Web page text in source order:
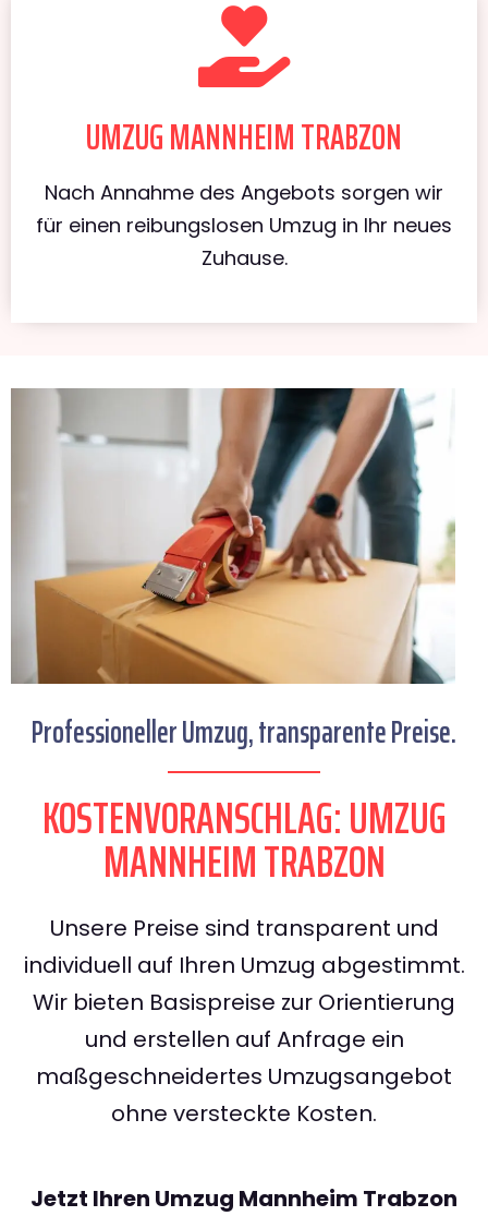
UMZUG MANNHEIM TRABZON
Nach Annahme des Angebots sorgen wir
für einen reibungslosen Umzug in Ihr neues
Zuhause.
Professioneller Umzug, transparente Preise.
KOSTENVORANSCHLAG: UMZUG
MANNHEIM TRABZON
Unsere Preise sind transparent und
individuell auf Ihren Umzug abgestimmt.
Wir bieten Basispreise zur Orientierung
und erstellen auf Anfrage ein
maßgeschneidertes Umzugsangebot
ohne versteckte Kosten.
Jetzt Ihren Umzug Mannheim Trabzon